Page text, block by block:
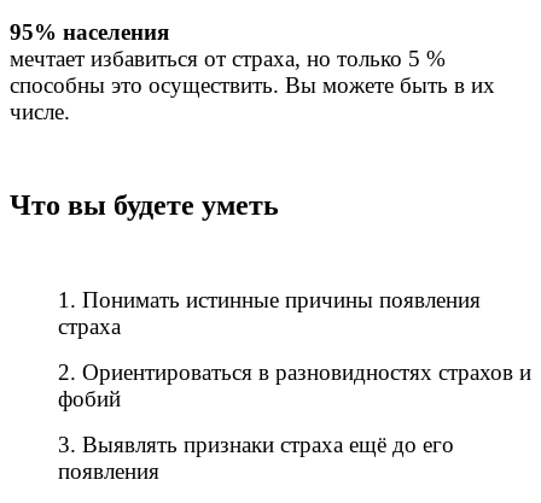
95% населения
мечтает избавиться от страха, но только 5 %
способны это осуществить. Вы можете быть в их
числе.
Что вы будете уметь
1. Понимать истинные причины появления
страха
2. Ориентироваться в разновидностях страхов и
фобий
3. Выявлять признаки страха ещё до его
появления